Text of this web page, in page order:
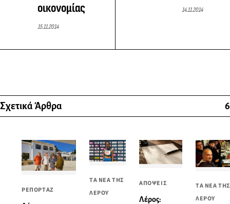
οικονομίας
15.11.2014
14.11.2014
Σχετικά Άρθρα 6
ΡΕΠΟΡΤΑΖ
ΤΑ ΝΕΑ ΤΗΣ
ΛΕΡΟΥ
ΑΠΟΨΕΙΣ
Λέρος:
ΤΑ ΝΕΑ ΤΗΣ
ΛΕΡΟΥ